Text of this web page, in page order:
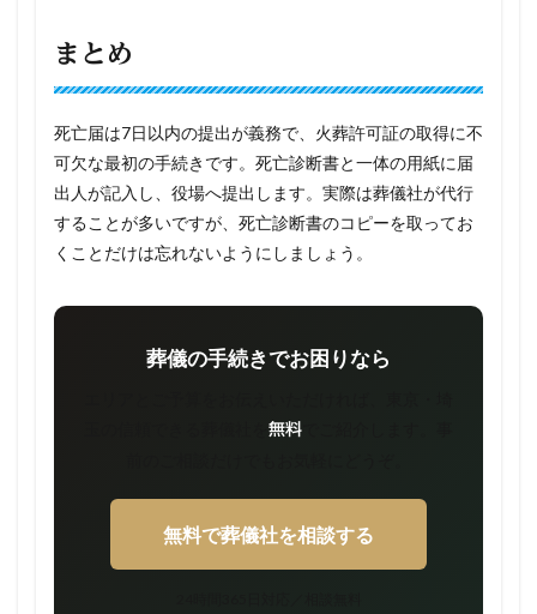
まとめ
死亡届は7日以内の提出が義務で、火葬許可証の取得に不
可欠な最初の手続きです。死亡診断書と一体の用紙に届
出人が記入し、役場へ提出します。実際は葬儀社が代行
することが多いですが、死亡診断書のコピーを取ってお
くことだけは忘れないようにしましょう。
葬儀の手続きでお困りなら
無料
無料で葬儀社を相談する